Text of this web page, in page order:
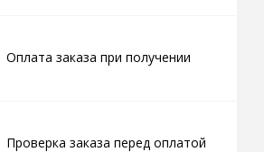
Оплата заказа при получении
Проверка заказа перед оплатой